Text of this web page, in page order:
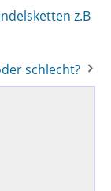
z.B
schlecht?